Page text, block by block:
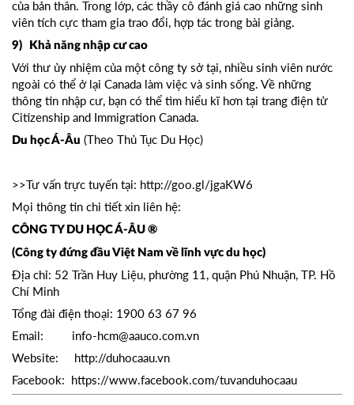
của bản thân. Trong lớp, các thầy cô đánh giá cao những sinh
viên tích cực tham gia trao đổi, hợp tác trong bài giảng.
9) Khả năng nhập cư cao
Với thư ủy nhiệm của một công ty sở tại, nhiều sinh viên nước
ngoài có thể ở lại Canada làm việc và sinh sống. Về những
thông tin nhập cư, bạn có thể tìm hiểu kĩ hơn tại trang điện tử
Citizenship and Immigration Canada.
Du học Á-Âu (Theo Thủ Tục Du Học)
>>Tư vấn trực tuyến tại: http://goo.gl/jgaKW6
Mọi thông tin chi tiết xin liên hệ:
CÔNG TY DU HỌC Á-ÂU ®
(Công ty đứng đầu Việt Nam về lĩnh vực du học)
Địa chỉ: 52 Trần Huy Liệu, phường 11, quận Phú Nhuận, TP. Hồ
Chí Minh
Tổng đài điện thoại: 1900 63 67 96
Email: info-hcm@aauco.com.vn
Website: http://duhocaau.vn
Facebook: https://www.facebook.com/tuvanduhocaau